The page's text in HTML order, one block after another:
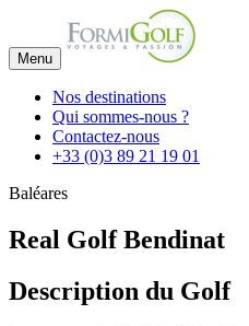
Menu
Nos destinations
Qui sommes-nous ?
Contactez-nous
+33 (0)3 89 21 19 01
Baléares
Real Golf Bendinat
Description du Golf